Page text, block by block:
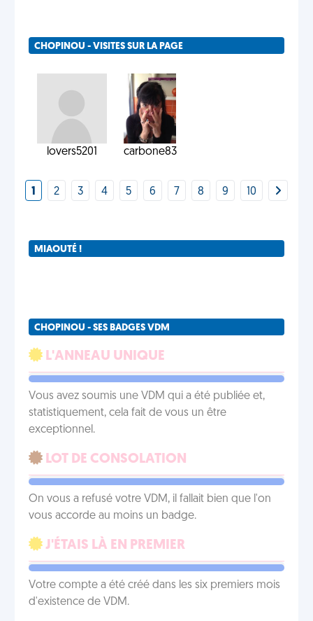
CHOPINOU - VISITES SUR LA PAGE
lovers5201 carbone83
1 2 3 4 5 6 7 8 9 10
MIAOUTÉ !
CHOPINOU - SES BADGES VDM
L'ANNEAU UNIQUE
Vous avez soumis une VDM qui a été publiée et,
statistiquement, cela fait de vous un être
exceptionnel.
LOT DE CONSOLATION
On vous a refusé votre VDM, il fallait bien que l'on
vous accorde au moins un badge.
J'ÉTAIS LÀ EN PREMIER
Votre compte a été créé dans les six premiers mois
d'existence de VDM.